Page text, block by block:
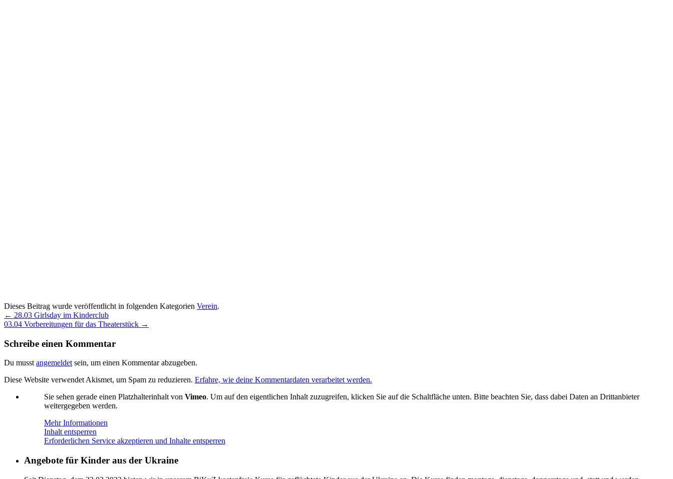
Dieses Beitrag wurde veröffentlicht in folgenden Kategorien Verein.
← 28.03 Girlsday im Kinderclub
03.04 Vorbereitungen für das Theaterstück →
Schreibe einen Kommentar
Du musst angemeldet sein, um einen Kommentar abzugeben.
Diese Website verwendet Akismet, um Spam zu reduzieren. Erfahre, wie deine Kommentardaten verarbeitet werden.
Sie sehen gerade einen Platzhalterinhalt von Vimeo. Um auf den eigentlichen Inhalt zuzugreifen, klicken Sie auf die Schaltfläche unten. Bitte beachten Sie, dass dabei Daten an Drittanbieter
weitergegeben werden.
Mehr Informationen
Inhalt entsperren
Erforderlichen Service akzeptieren und Inhalte entsperren
Angebote für Kinder aus der Ukraine